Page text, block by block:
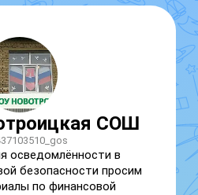
СОШ
осведомлённости в
безопасности просим
по финансовой